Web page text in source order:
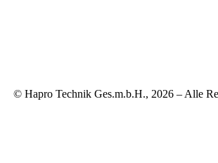
© Hapro Technik Ges.m.b.H., 2026 – Alle